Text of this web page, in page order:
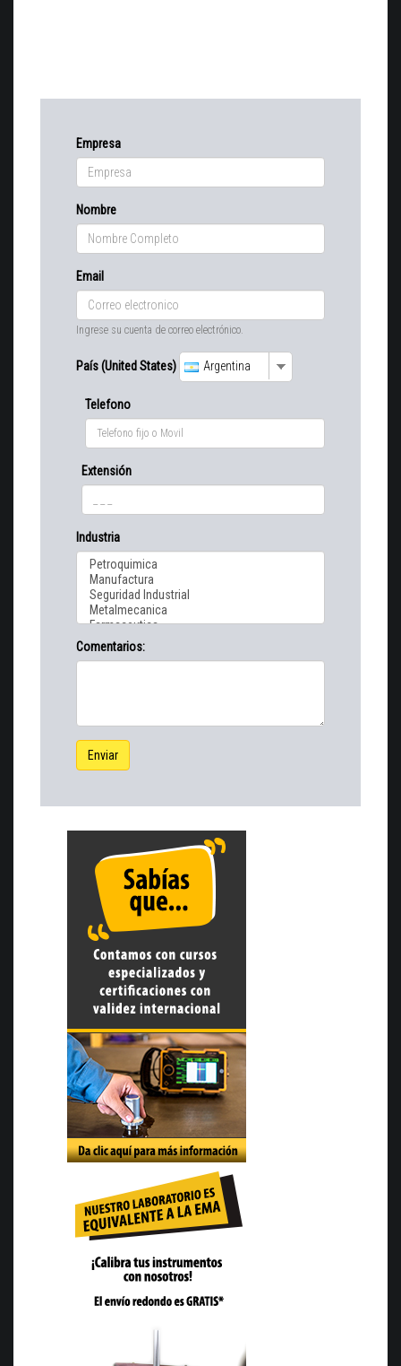
Empresa
Nombre
Email
Ingrese su cuenta de correo electrónico.
País (United States) Argentina
Telefono
Extensión
Industria
Comentarios:
Enviar